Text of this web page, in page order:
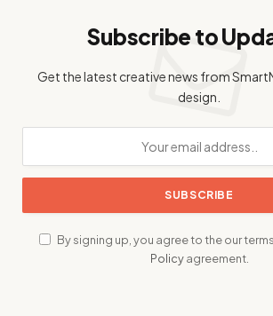
Subscribe to
Get the latest creative news from
design.
By signing up, you agree to the our
Policyagreement.